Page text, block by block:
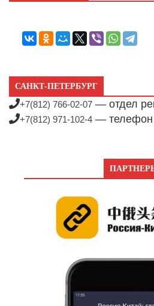
САНКТ-ПЕТЕРБУРГ
+7(812) 766-02-07 — отдел
+7(812) 971-102-4 — телефон